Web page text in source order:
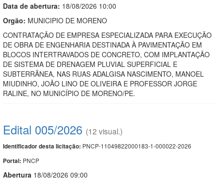
Data de abertura: 18/08/2026 10:00
Orgão: MUNICIPIO DE MORENO
CONTRATAÇÃO DE EMPRESA ESPECIALIZADA PARA EXECUÇÃO
DE OBRA DE ENGENHARIA DESTINADA À PAVIMENTAÇÃO EM
BLOCOS INTERTRAVADOS DE CONCRETO, COM IMPLANTAÇÃO
DE SISTEMA DE DRENAGEM PLUVIAL SUPERFICIAL E
SUBTERRÂNEA, NAS RUAS ADALGISA NASCIMENTO, MANOEL
MIUDINHO, JOÃO LINO DE OLIVEIRA E PROFESSOR JORGE
RALINE, NO MUNICÍPIO DE MORENO/PE.
Edital 005/2026 (12 visual.)
Identificador desta licitação: PNCP-11049822000183-1-000022-2026
Portal: PNCP
Abertura 18/08/2026 09:00